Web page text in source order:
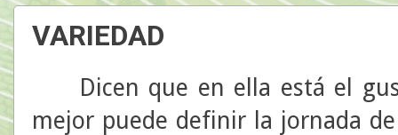
VARIEDAD
Dicen que en ella está el
mejor puede definir la jornada